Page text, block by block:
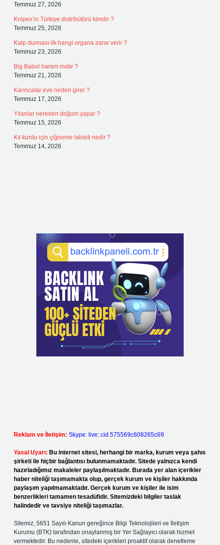
Temmuz 27, 2026
Knipex’in Türkiye distribütörü kimdir ?
Temmuz 25, 2026
Kalp durması ilk hangi organa zarar verir ?
Temmuz 23, 2026
Big Babol haram mıdır ?
Temmuz 21, 2026
Karıncalar eve neden girer ?
Temmuz 17, 2026
Yılanlar nereden doğum yapar ?
Temmuz 15, 2026
Kıl kurdu için çiğneme tableti nedir ?
Temmuz 14, 2026
Reklam ve İletişim: Skype: live:.cid.575569c608265c69
Yasal Uyarı: Bu internet sitesi, herhangi bir marka, kurum veya şahıs
şirketi ile hiçbir bağlantısı bulunmamaktadır. Sitede yalnızca kendi
hazırladığımız makaleler paylaşılmaktadır. Burada yer alan içerikler
haber niteliği taşımamakta olup, gerçek kurum ve kişiler hakkında
paylaşım yapılmamaktadır. Gerçek kurum ve kişiler ile isim
benzerlikleri tamamen tesadüfidir. Sitemizdeki bilgiler taslak
halindedir ve tavsiye niteliği taşımazlar.
Sitemiz, 5651 Sayılı Kanun gereğince Bilgi Teknolojileri ve İletişim
Kurumu (BTK) tarafından onaylanmış bir Yer Sağlayıcı olarak hizmet
vermektedir. Bu nedenle, sitedeki içerikleri proaktif olarak denetleme